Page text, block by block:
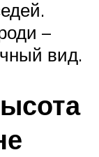
–
вид.